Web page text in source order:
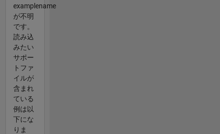
examplename
が不明
です。
読み込
みたい
サポー
トファ
イルが
含まれ
ている
例は以
下にな
りま